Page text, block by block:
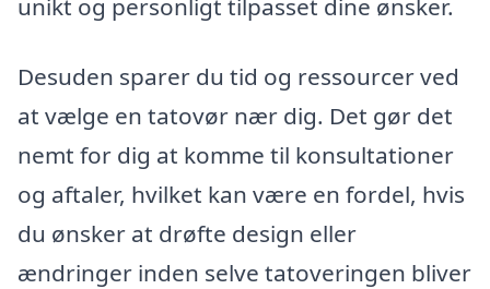
unikt og personligt tilpasset dine ønsker.
Desuden sparer du tid og ressourcer ved
at vælge en tatovør nær dig. Det gør det
nemt for dig at komme til konsultationer
og aftaler, hvilket kan være en fordel, hvis
du ønsker at drøfte design eller
ændringer inden selve tatoveringen bliver